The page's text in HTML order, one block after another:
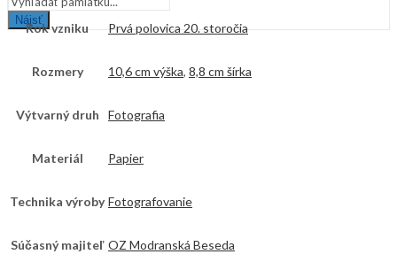
Nájsť
Rok vzniku Prvá polovica 20. storočia
Rozmery 10,6 cm výška, 8,8 cm šírka
Výtvarný druh Fotografia
Materiál Papier
Technika výroby Fotografovanie
Súčasný majiteľ OZ Modranská Beseda